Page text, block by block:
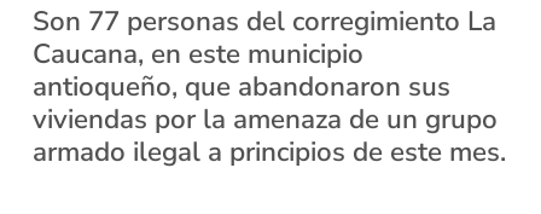
Son 77 personas del corregimiento La
Caucana, en este municipio
antioqueño, que abandonaron sus
viviendas por la amenaza de un grupo
armado ilegal a principios de este mes.